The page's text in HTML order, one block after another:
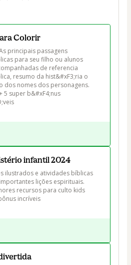
Colorir
principais passagens
para seu filho ou alunos
de referencia
resumo da hist&#xF3;ria o
dos nomes dos personagens.
5 super b&#xF4;nus
infantil 2024
ilustrados e atividades bíblicas
lições espirituais.
recursos para culto kids
incríveis